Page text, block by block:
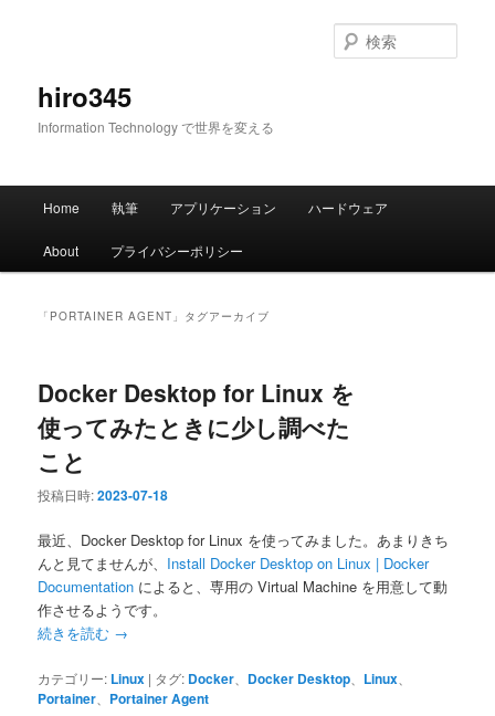
hiro345
Information Technology で世界を変える
索
メ
Home 執筆 アプリケーション ハードウェア
About プライバシーポリシー
「 PORTAINER AGENT 」タグアーカイブ
Docker Desktop for Linux を
使ってみたときに少し調べた
こと
投稿日時:2023-07-18
最近、Docker Desktop for Linux を使ってみました。あまりきち
んと見てませんが、 Install Docker Desktop on Linux | Docker
Documentation によると、専用の Virtual Machine を用意して動
作させるようです。
続きを読む →
カテゴリー: Linux | タグ: Docker Docker Desktop Linux
Portainer Portainer Agent